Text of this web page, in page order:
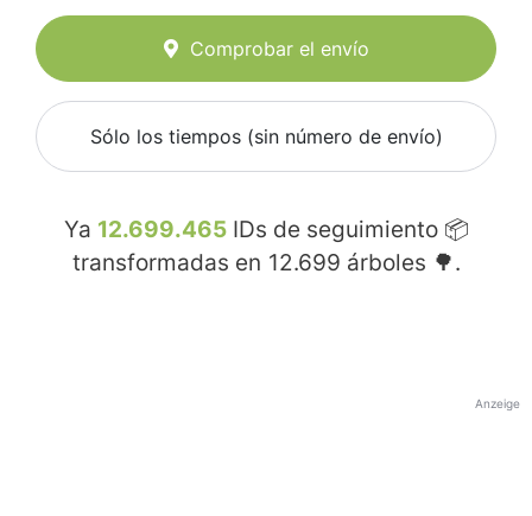
Comprobar el envío
Sólo los tiempos (sin número de envío)
Ya 12.699.465IDs de seguimiento 📦
transformadas en 12.699 árboles 🌳.
Anzeige